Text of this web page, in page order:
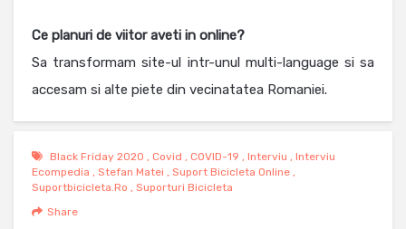
Ce planuri de viitor aveti in online?
Sa transformam site-ul intr-unul multi-language si sa
accesam si alte piete din vecinatatea Romaniei.
Black Friday 2020 , Covid , COVID-19 , Interviu , Interviu
Ecompedia , Stefan Matei , Suport Bicicleta Online ,
Suportbicicleta.ro , Suporturi Bicicleta
Share